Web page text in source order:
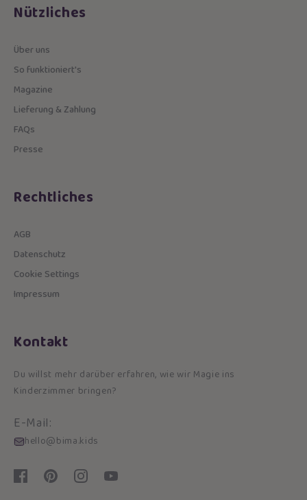
Nützliches
Über uns
So funktioniert's
Magazine
Lieferung & Zahlung
FAQs
Presse
Rechtliches
AGB
Datenschutz
Cookie Settings
Impressum
Kontakt
Du willst mehr darüber erfahren, wie wir Magie ins
Kinderzimmer bringen?
E-Mail:
hello@bima.kids